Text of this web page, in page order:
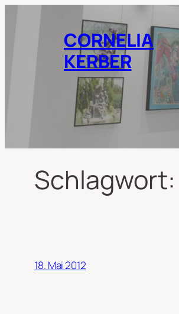
CORNELIA
KERBER
Schlagwort:
18. Mai 2012